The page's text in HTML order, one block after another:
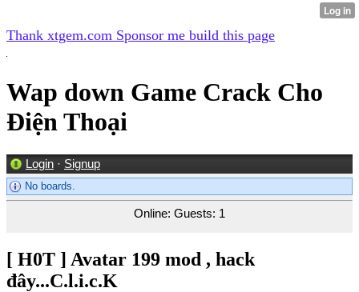
Thank xtgem.com Sponsor me build this page
Wap down Game Crack Cho
Điện Thoại
Login · Signup
No boards.
Online: Guests: 1
[ H0T ] Avatar 199 mod , hack
đây...C.l.i.c.K